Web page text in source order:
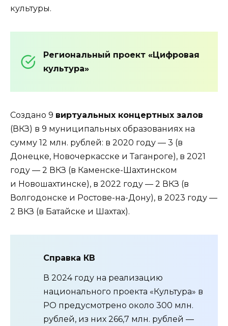
культуры.
Региональный проект «Цифровая
культура»
Создано 9 виртуальных концертных залов
(ВКЗ) в 9 муниципальных образованиях на
сумму 12 млн. рублей: в 2020 году — 3 (в
Донецке, Новочеркасске и Таганроге), в 2021
году — 2 ВКЗ (в Каменске-Шахтинском
и Новошахтинске), в 2022 году — 2 ВКЗ (в
Волгодонске и Ростове-на-Дону), в 2023 году —
2 ВКЗ (в Батайске и Шахтах).
Справка КВ
В 2024 году на реализацию
национального проекта «Культура» в
РО предусмотрено около 300 млн.
рублей, из них 266,7 млн. рублей —